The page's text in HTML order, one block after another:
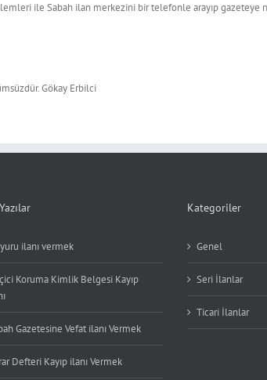
ile Sabah ilan merkezini bir telefonle arayıp gazeteye
Gökay Erbilci
ilanı vermek
Koruma Kimlik Belgesi Kayıp
Gazetesine Vefat ilanı Vermek
Defteri Kayıp ilanı Vermek
Kategoriler
Genel
Seri İlanlar
Ticari İlanlar